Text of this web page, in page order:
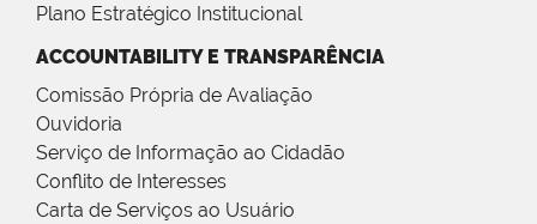
Plano Estratégico Institucional
ACCOUNTABILITY E TRANSPARÊNCIA
Comissão Própria de Avaliação
Ouvidoria
Serviço de Informação ao Cidadão
Conflito de Interesses
Carta de Serviços ao Usuário